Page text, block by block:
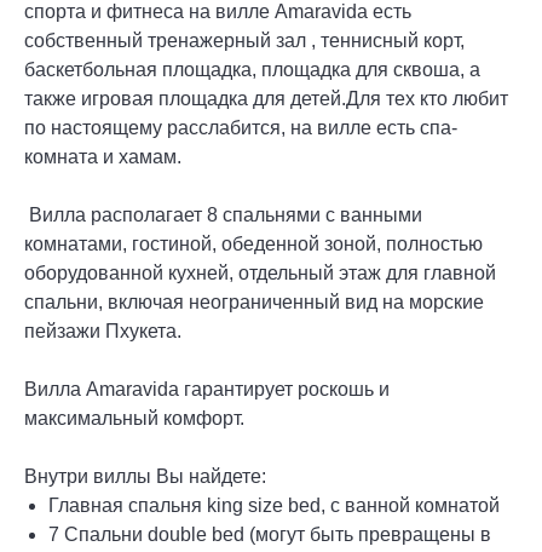
спорта и фитнеса на вилле Amaravida есть
собственный тренажерный зал , теннисный корт,
баскетбольная площадка, площадка для сквоша, а
также игровая площадка для детей.Для тех кто любит
по настоящему расслабится, на вилле есть спа-
комната и хамам.
Вилла располагает 8 спальнями с ванными
комнатами, гостиной, обеденной зоной, полностью
оборудованной кухней, отдельный этаж для главной
спальни, включая неограниченный вид на морские
пейзажи Пхукета.
Вилла Amaravida гарантирует роскошь и
максимальный комфорт.
Внутри виллы Вы найдете:
Главная спальня king size bed, с ванной комнатой
7 Спальни double bed (могут быть превращены в